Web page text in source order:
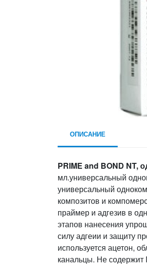
ОПИСАНИЕ
PRIME and BOND NT,
мл.универсальный
универсальный
композитов и
праймер и адгезив в
этапов нанесения
силу адгеии и защиту
используется ацетон,
канальцы. Не